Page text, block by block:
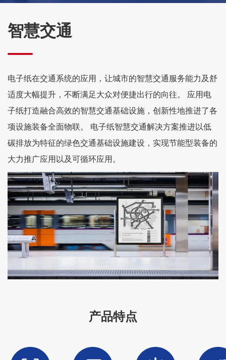
智慧交通
电子纸在交通系统的应用，让城市的智慧交通服务能力及舒
适度大幅提升，不断满足大众对便捷出行的向往。 应用电
子纸打造融合高效的智慧交通基础设施，创新性地推进了各
项设施装备全面物联。 电子纸智慧交通解决方案推进以低
碳排放为特征的绿色交通基础设施建设，实现节能型装备的
大力推广应用以及可循环应用。
产品特点